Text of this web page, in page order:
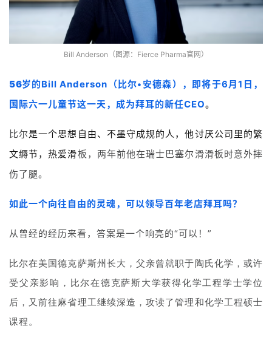
Bill Anderson（图源：Fierce Pharma官网）
56岁的Bill Anderson（比尔•安德森），即将于6月1日，
国际六一儿童节这一天，成为拜耳的新任CEO。
比尔是一个思想自由、不墨守成规的人，他讨厌公司里的繁
文缛节，热爱滑板，两年前他在瑞士巴塞尔滑滑板时意外摔
伤了腿。
如此一个向往自由的灵魂，可以领导百年老店拜耳吗？
从曾经的经历来看，答案是一个响亮的“可以！”
比尔在美国德克萨斯州长大，父亲曾就职于陶氏化学，或许
受父亲影响，比尔在德克萨斯大学获得化学工程学士学位
后，又前往麻省理工继续深造，攻读了管理和化学工程硕士
课程。